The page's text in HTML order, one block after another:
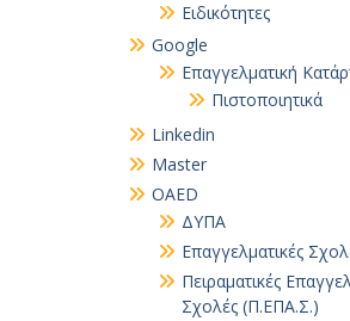
Ειδικότητες
Google
Επαγγελματική
Πιστοποιητικά
Linkedin
Master
OAED
ΔΥΠΑ
Επαγγελματικές
Πειραματικές
Σχολές (Π.ΕΠΑ.Σ.)